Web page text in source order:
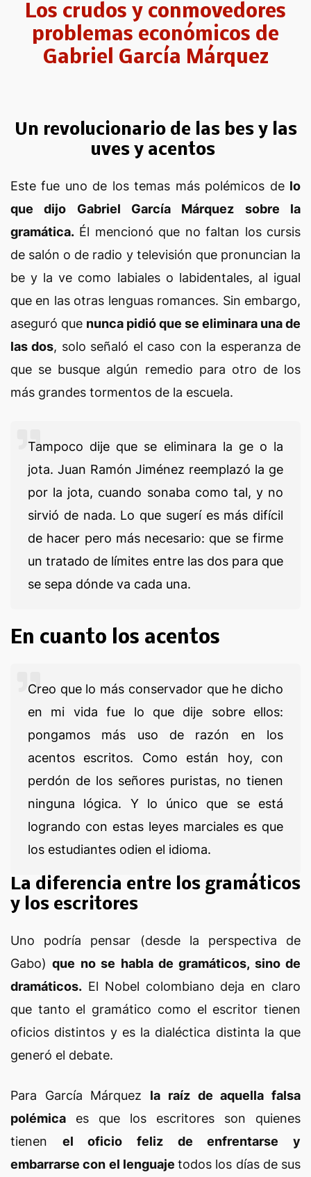
Los crudos y conmovedores
problemas económicos de
Gabriel García Márquez
Un revolucionario de las bes y las
uves y acentos
Este fue uno de los temas más polémicos de lo
que dijo Gabriel García Márquez sobre la
gramática. Él mencionó que no faltan los cursis
de salón o de radio y televisión que pronuncian la
be y la ve como labiales o labidentales, al igual
que en las otras lenguas romances. Sin embargo,
aseguró que nunca pidió que se eliminara una de
las dos, solo señaló el caso con la esperanza de
que se busque algún remedio para otro de los
más grandes tormentos de la escuela.
Tampoco dije que se eliminara la ge o la
jota. Juan Ramón Jiménez reemplazó la ge
por la jota, cuando sonaba como tal, y no
sirvió de nada. Lo que sugerí es más difícil
de hacer pero más necesario: que se firme
un tratado de límites entre las dos para que
se sepa dónde va cada una.
En cuanto los acentos
Creo que lo más conservador que he dicho
en mi vida fue lo que dije sobre ellos:
pongamos más uso de razón en los
acentos escritos. Como están hoy, con
perdón de los señores puristas, no tienen
ninguna lógica. Y lo único que se está
logrando con estas leyes marciales es que
los estudiantes odien el idioma.
La diferencia entre los gramáticos
y los escritores
Uno podría pensar (desde la perspectiva de
Gabo)que no se habla de gramáticos, sino de
dramáticos. El Nobel colombiano deja en claro
que tanto el gramático como el escritor tienen
oficios distintos y es la dialéctica distinta la que
generó el debate.
Para García Márquez la raíz de aquella falsa
polémica es que los escritores son quienes
tienen el oficio feliz de enfrentarse y
embarrarse con el lenguaje todos los días de sus